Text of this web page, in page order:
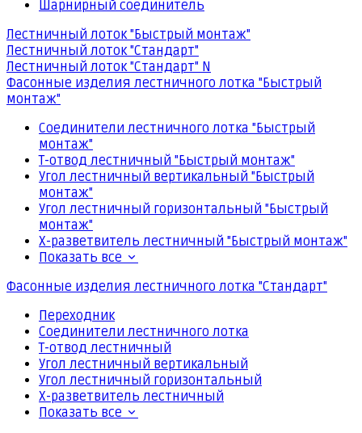
Шарнирный соединитель
Лестничный лоток "Быстрый монтаж"
Лестничный лоток "Стандарт"
Лестничный лоток "Стандарт" N
Фасонные изделия лестничного лотка "Быстрый
монтаж"
Соединители лестничного лотка "Быстрый
монтаж"
Т-отвод лестничный "Быстрый монтаж"
Угол лестничный вертикальный "Быстрый
монтаж"
Угол лестничный горизонтальный "Быстрый
монтаж"
Х-разветвитель лестничный "Быстрый монтаж"
Показать все
Фасонные изделия лестничного лотка "Стандарт"
Переходник
Соединители лестничного лотка
Т-отвод лестничный
Угол лестничный вертикальный
Угол лестничный горизонтальный
Х-разветвитель лестничный
Показать все